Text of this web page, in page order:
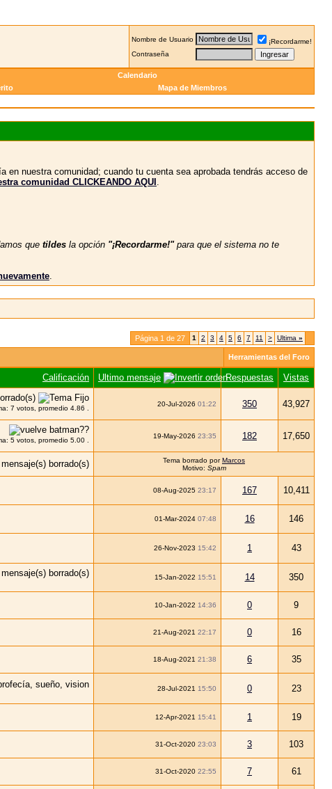
Nombre de Usuario
¡Recordarme!
Contraseña
Calendario
Mapa de Miembros
en nuestra comunidad; cuando tu cuenta sea aprobada tendrás acceso de
comunidad CLICKEANDO AQUI .
que tildes la opción "¡Recordarme!"para que el sistema no te
.
Página 1 de 27 1 2 3 4 5 6 7 11 > Ultima »
Herramientas del Foro
Calificación Ultimo mensaje Respuestas
Vistas
20-Jul-2026 01:22 350 43,927
19-May-2026 23:35 182 17,650
Tema borrado porMarcos
Motivo: Spam
08-Aug-2025 23:17 167 10,411
01-Mar-2024 07:48 16 146
26-Nov-2023 15:42 1 43
15-Jan-2022 15:51 14 350
10-Jan-2022 14:36 0 9
21-Aug-2021 22:17 0 16
18-Aug-2021 21:38 6 35
28-Jul-2021 15:50 0 23
12-Apr-2021 15:41 1 19
31-Oct-2020 23:03 3 103
31-Oct-2020 22:55 7 61